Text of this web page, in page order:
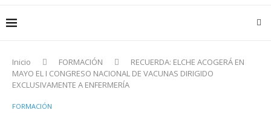
Inicio FORMACIÓN
RECUERDA: ELCHE ACOGERÁ EN
MAYO EL I CONGRESO NACIONAL DE VACUNAS DIRIGIDO
EXCLUSIVAMENTE A ENFERMERÍA
FORMACIÓN